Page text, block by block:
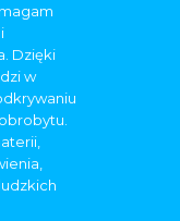
Dzięki
w